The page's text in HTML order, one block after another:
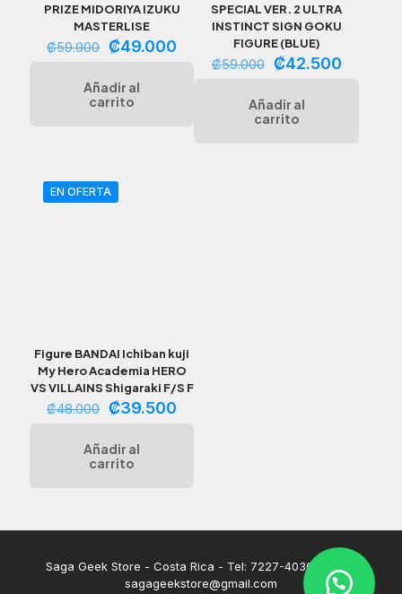
PRIZE MIDORIYA IZUKU
MASTERLISE
₡59.000
El
original
era:
₡59.000.
₡49.000
precio
Añadir al
carrito
SPECIAL VER. 2 ULTRA
INSTINCT SIGN GOKU
FIGURE (BLUE)
₡59.000
El
original
era:
₡59.000.
₡42.500El
Añadir al
carrito
EN OFERTA
Figure BANDAI Ichiban kuji
My Hero Academia HERO
VS VILLAINS Shigaraki F/S F
₡48.000
El
original
era:
₡39.500
Añadir al
carrito
Saga Geek Store - Costa Rica - Tel: 7227-4030 | Email:
sagageekstore@gmail.com